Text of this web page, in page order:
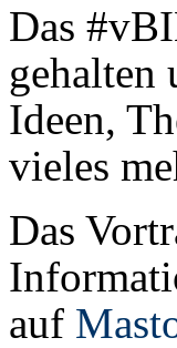
Das
Ideen,
vieles
Das
auf